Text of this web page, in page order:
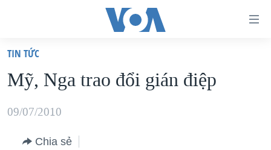
truy
cập
Tới
dung
VIỆT NAM
HOA KỲ
TIN TỨC
Mỹ, Nga trao đổi gián điệp
09/07/2010
Chia sẻ